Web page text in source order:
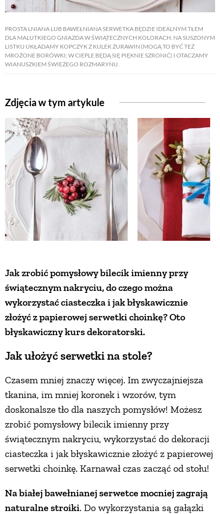
PROSTA LNIANA LUB BAWEŁNIANA SERWETKA BĘDZIE IDEALNYM TŁEM
DLA MALUTKIEGO GNIAZDA W ŚWIĄTECZNYCH KOLORACH. NA SUSZONYM
LISTKU UKŁADAMY KOPCZYK Z KULEK ŻURAWIN (MOGĄ TO BYĆ TEŻ
MROŻONE BORÓWKI; W CIEPLE BĘDĄ SIĘ PIĘKNIE SZRONIĆ) I OTACZAMY
WIANUSZKIEM ŚWIEŻEGO ROZMARYNU.
Zdjęcia w tym artykule
Jak zrobić pomysłowy bilecik imienny przy
świątecznym nakryciu, do czego można
wykorzystać ciasteczka i jak błyskawicznie
złożyć z papierowej serwetki choinkę? Oto
błyskawiczny kurs dekoratorski.
Jak ułożyć serwetki na stole?
Czasem mniej znaczy więcej. Im zwyczajniejsza
tkanina, im mniej koronek i wzorów, tym
doskonalsze tło dla naszych pomysłów! Możesz
zrobić pomysłowy bilecik imienny przy
świątecznym nakryciu, wykorzystać do dekoracji
ciasteczka i jak błyskawicznie złożyć z papierowej
serwetki choinkę. Karnawał czas zacząć od stołu!
Na białej bawełnianej serwetce mocniej zagrają
naturalne stroiki. Do wykorzystania są gałązki